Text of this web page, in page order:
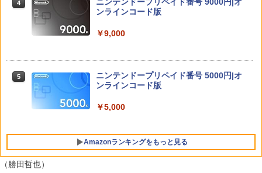
スフィルム スイッチ2 フィルム ガイド
アクセサリー Nintendo Switch2 ケース
可 透明 ブルーライト カット 99％ FIRM
￥1,000
MAGES. 【Joshinオリジナル特典付】
（シュタインズゲート リブート） 通常
版 [BEE-P-AB55A NSW2 シュタインズ
ゲ-ト リブ-ト ツウジョウ]
＼10％OFFクーポン／PS5用 冷却ファン
速冷却 静音 装着簡単 排熱 熱対策 USB
ポート 省スペース 耐久性 プレイステー
ション5対応 ディスク版 デジタル版の両
方に対応
￥2,680
5 がんばれゴエモン大集合！ PS5版
シーエンジン レトロ ゲーム
ションパス（ダウンロード版）※3,200
￥4,400
Servant Princess DVD 即納 dvd BOX
コンプリート OVA 北米版 ELFINA elfina
正規品 Elufina 完全収録 保存版 美少女
語 英語
4
ンラインコード版
￥9,000
5
ニンテンドープリペイド番号 5000円|オ
ンラインコード版
￥5,000
Amazonランキングをもっと見る
（勝田哲也）